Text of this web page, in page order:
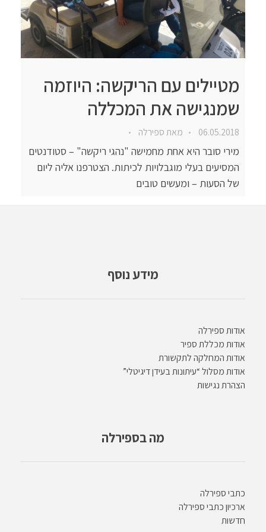
מטיילים עם הריקשה: היוזמה
שמנגישה את המכללה
06.05.2018 מאתספירלה
מירי סובר היא אחת מחמישה "נהגי ריקשה" – סטודנטים
המסיעים בעלי מוגבלויות לכיתות. הצטרפנו אליה ליום
של הסעות – ומעשים טובים
מידע נוסף
אודות ספירלה
אודות מכללת ספיר
אודות המחלקה לתקשורת
אודות מסלול “עיתונות בעידן דיגיטלי”
הצהרת נגישות
מה בספירלה
כתבי ספירלה
ארכיון כתבי ספירלה
חדשות